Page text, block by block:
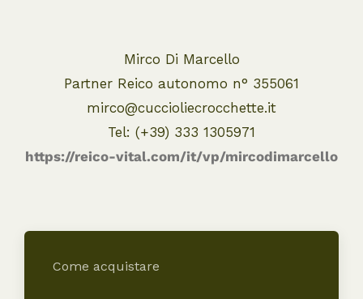
Mirco Di Marcello
Partner Reico autonomo n° 355061
mirco@cuccioliecrocchette.it
Tel: (+39) 333 1305971
https://reico-vital.com/it/vp/mircodimarcello
Come acquistare